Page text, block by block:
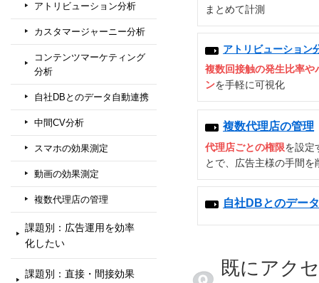
アトリビューション分析
カスタマージャーニー分析
コンテンツマーケティング
分析
自社DBとのデータ自動連携
中間CV分析
スマホの効果測定
動画の効果測定
複数代理店の管理
課題別：広告運用を効率
化したい
課題別：直接・間接効果
まとめて計測
アトリビューション
複数回接触の発生比率や
ンを手軽に可視化
複数代理店の管理
代理店ごとの権限を設定
とで、広告主様の手間を
自社DBとのデー
既にアク